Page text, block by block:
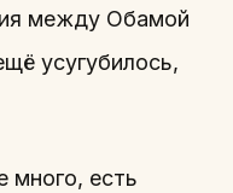
между Обамой
усугубилось,
много, есть